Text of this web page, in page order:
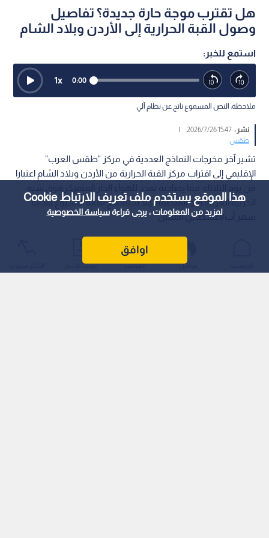
هذا الموقع يستخدم ملف تعريف الارتباط Cookie
لمزيد من المعلومات ، يرجى قراءةسياسة الخصوصية
اوافق
هل تقترب موجة حارة جديدة؟ تفاصيل
وصول القبة الحرارية إلى الأردن وبلاد الشام
استمع للخبر:
0:00
1x
ملاحظة: النص المسموع ناتج عن نظام آلي
نشر :15:47 2026/7/26
|
طقس
تشير آخر مخرجات النماذج العددية في مركز "طقس العرب"
الإقليمي إلى اقتراب مركز القبة الحرارية من الأردن وبلاد الشام اعتبارا
الجزيرة العربية نحو المنطقة، ولا سيما مع نهاية الأسبوع وبداية
شهر آب/أغسطس المقبل.
عواجل المباشر أحدث الأخبار